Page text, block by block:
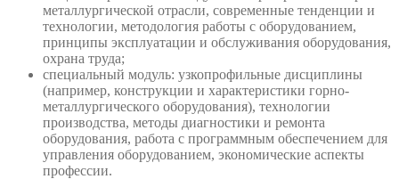
металлургической отрасли, современные тенденции и
технологии, методология работы с оборудованием,
принципы эксплуатации и обслуживания оборудования,
охрана труда;
специальный модуль: узкопрофильные дисциплины
(например, конструкции и характеристики горно-
металлургического оборудования), технологии
производства, методы диагностики и ремонта
оборудования, работа с программным обеспечением для
управления оборудованием, экономические аспекты
профессии.